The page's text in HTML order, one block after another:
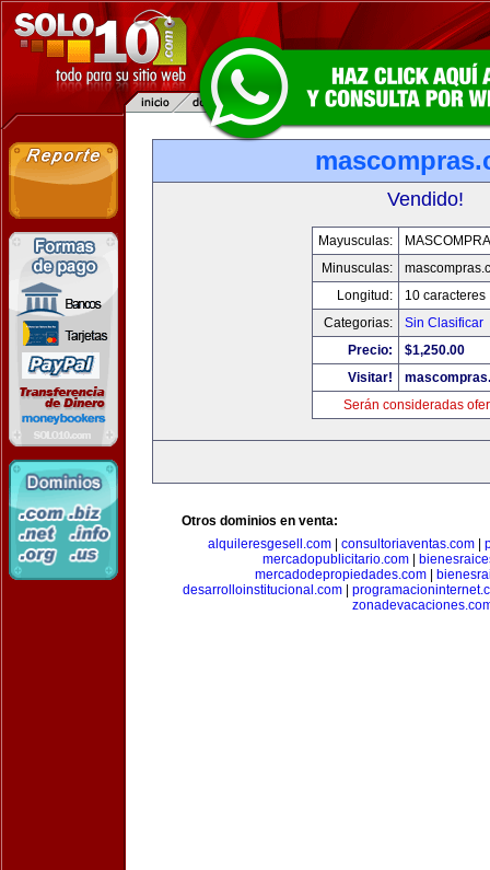
Vendido!
Mayusculas:
Minusculas:
Longitud:
10 caracteres
Categorias:
Sin Clasificar
Precio:
$1,250.00
Visitar!
Serán consideradas
Otros dominios en venta:
alquileresgesell.com
consultoriaventas.com
mercadopublicitario.com|
mercadodepropiedades.com
desarrolloinstitucional.com